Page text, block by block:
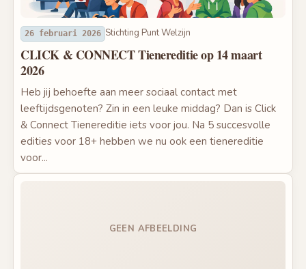
26 februari 2026 Stichting Punt Welzijn
CLICK & CONNECT Tienereditie op 14 maart
2026
Heb jij behoefte aan meer sociaal contact met
leeftijdsgenoten? Zin in een leuke middag? Dan is Click
& Connect Tienereditie iets voor jou. Na 5 succesvolle
edities voor 18+ hebben we nu ook een tienereditie
voor...
GEEN AFBEELDING